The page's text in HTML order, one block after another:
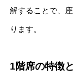
解することで、
ります。
1階席の特徴